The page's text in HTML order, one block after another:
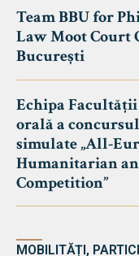
Team BBU for
Law Moot Court
București
Echipa Facultății
orală a
simulate „All-
Humanitarian
Competition”
MOBILITĂȚI,